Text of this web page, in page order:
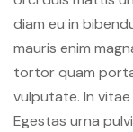
diam eu in
mauris enim
tortor quam
vulputate. In
Egestas urna